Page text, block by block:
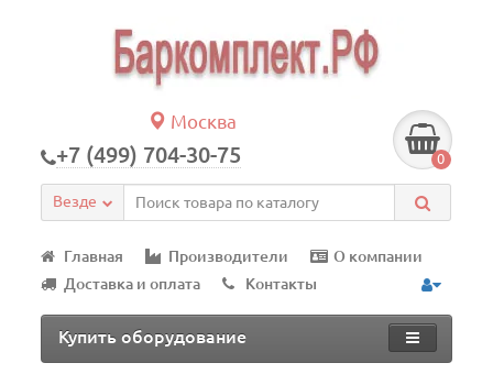
Москва
+7 (499) 704-30-75 0
Везде
Главная Производители
О компании
Доставка и оплата
Контакты
Купить оборудование